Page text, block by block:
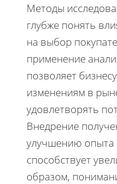
Методы
глубже понять
на выбор
применение
позволяет
изменениям в
удовлетворять
Внедрение
улучшению опыта
способствует
образом,